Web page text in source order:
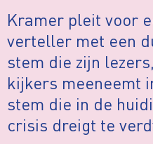
Kramer pleit voor
verteller met een
stem die zijn
kijkers meeneemt
stem die in de
crisis dreigt te